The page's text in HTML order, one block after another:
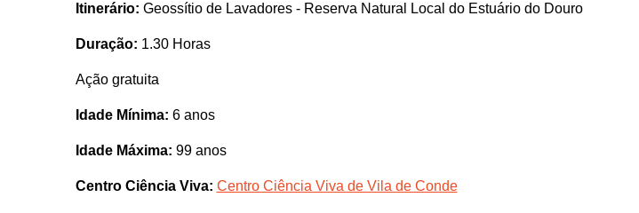
Itinerário: Geossítio de Lavadores - Reserva Natural Local do Estuário do Douro
Duração: 1.30 Horas
Ação gratuita
Idade Mínima: 6 anos
Idade Máxima: 99 anos
Centro Ciência Viva: Centro Ciência Viva de Vila de Conde